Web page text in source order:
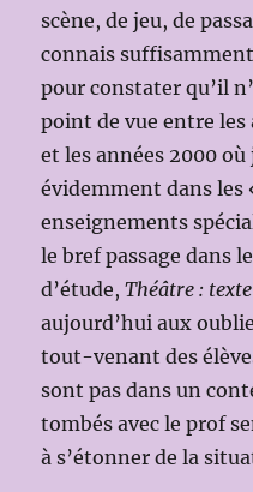
scène, de jeu, de
connais
pour constater qu’il
point de vue entre les
et les années 2000
évidemment dans les
enseignements
le bref passage dans
d’étude,Théâtre :
aujourd’hui aux
tout-venant des
sont pas dans un
tombés avec le prof
à s’étonner de la